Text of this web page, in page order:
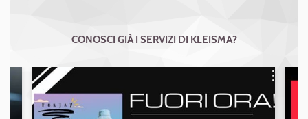
CONOSCI GIÀ I SERVIZI DI KLEISMA?